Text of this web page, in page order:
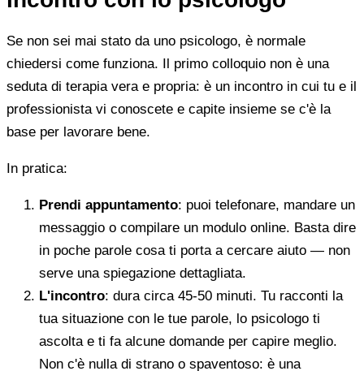
Se non sei mai stato da uno psicologo, è normale
chiedersi come funziona. Il primo colloquio non è una
seduta di terapia vera e propria: è un incontro in cui tu e il
professionista vi conoscete e capite insieme se c'è la
base per lavorare bene.
In pratica:
Prendi appuntamento: puoi telefonare, mandare un
messaggio o compilare un modulo online. Basta dire
in poche parole cosa ti porta a cercare aiuto — non
serve una spiegazione dettagliata.
L'incontro: dura circa 45-50 minuti. Tu racconti la
tua situazione con le tue parole, lo psicologo ti
ascolta e ti fa alcune domande per capire meglio.
Non c'è nulla di strano o spaventoso: è una